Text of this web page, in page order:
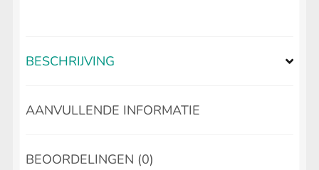
BESCHRIJVING
AANVULLENDE INFORMATIE
BEOORDELINGEN (0)